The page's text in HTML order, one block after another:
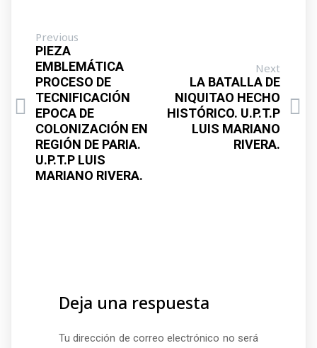
Previous
PIEZA
EMBLEMÁTICA
PROCESO DE
TECNIFICACIÓN
EPOCA DE
COLONIZACIÓN EN
REGIÓN DE PARIA.
U.P.T.P LUIS
MARIANO RIVERA.
Next
LA BATALLA DE
NIQUITAO HECHO
HISTÓRICO. U.P.T.P
LUIS MARIANO
RIVERA.
Deja una respuesta
Tu dirección de correo electrónico no será